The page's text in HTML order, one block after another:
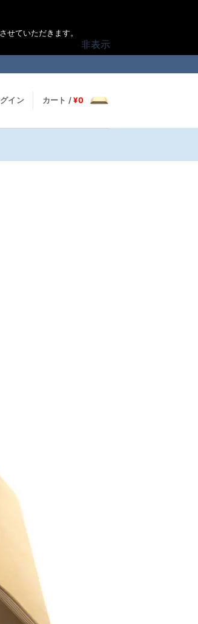
せていただきます。
非表示
イン カート /¥0